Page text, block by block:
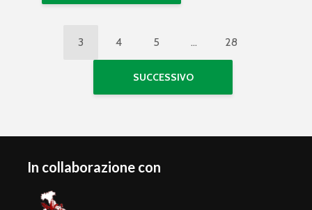
3 4 5 … 28
SUCCESSIVO
In collaborazione con